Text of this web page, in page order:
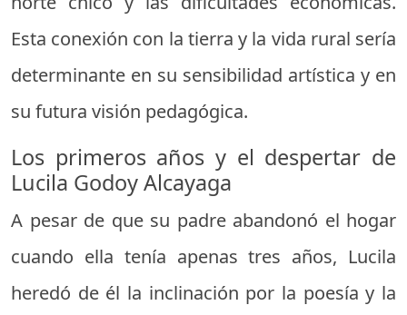
Esta conexión con la tierra y la vida rural sería
determinante en su sensibilidad artística y en
su futura visión pedagógica.
Los primeros años y el despertar de
Lucila Godoy Alcayaga
A pesar de que su padre abandonó el hogar
cuando ella tenía apenas tres años, Lucila
heredó de él la inclinación por la poesía y la